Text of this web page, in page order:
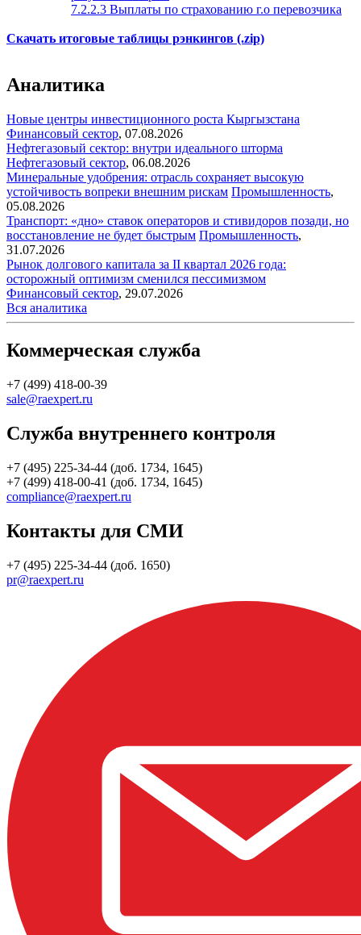
7.2.2.3 Выплаты по страхованию г.о перевозчика
Скачать итоговые таблицы рэнкингов (.zip)
Аналитика
Новые центры инвестиционного роста Кыргызстана
Финансовый сектор, 07.08.2026
Нефтегазовый сектор: внутри идеального шторма
Нефтегазовый сектор, 06.08.2026
Минеральные удобрения: отрасль сохраняет высокую
устойчивость вопреки внешним рискам Промышленность,
05.08.2026
Транспорт: «дно» ставок операторов и стивидоров позади, но
восстановление не будет быстрым Промышленность,
31.07.2026
Рынок долгового капитала за II квартал 2026 года:
осторожный оптимизм сменился пессимизмом
Финансовый сектор, 29.07.2026
Вся аналитика
Коммерческая служба
+7 (499) 418-00-39
sale@raexpert.ru
Служба внутреннего контроля
+7 (495) 225-34-44 (доб. 1734, 1645)
+7 (499) 418-00-41 (доб. 1734, 1645)
compliance@raexpert.ru
Контакты для СМИ
+7 (495) 225-34-44 (доб. 1650)
pr@raexpert.ru